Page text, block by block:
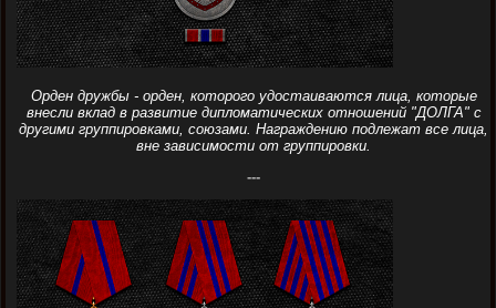
Орден дружбы - орден, которого удостаиваются лица, которые
внесли вклад в развитие дипломатических отношений "ДОЛГА" с
другими группировками, союзами. Награждению подлежат все лица,
вне зависимости от группировки.
---